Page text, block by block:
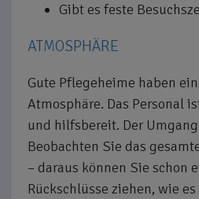
Gibt es feste
ATMOSPHÄRE
Gute Pflegeheime haben
Atmosphäre. Das Personal
und hilfsbereit. Der
Beobachten Sie das
– daraus können Sie schon
Rückschlüsse ziehen, wie